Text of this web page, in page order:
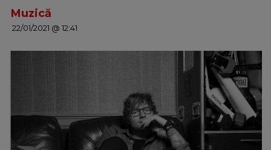
RADIO ACADEMY
NEWS
Muzică
22/01/2021 @ 12:41